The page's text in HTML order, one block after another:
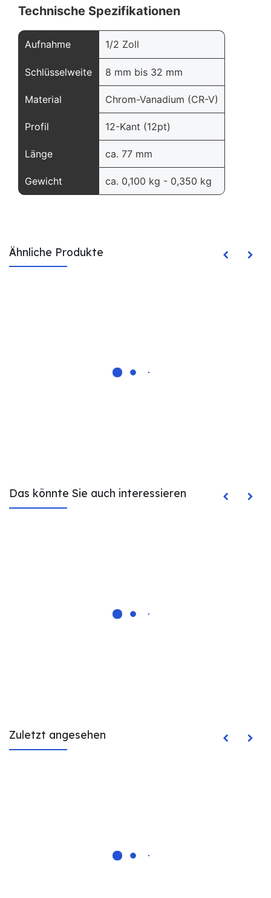
Technische Spezifikationen
Aufnahme 1/2 Zoll
Schlüsselweite 8 mm bis 32 mm
Material Chrom-Vanadium (CR-V)
Profil 12-Kant (12pt)
Länge ca. 77 mm
Gewicht ca. 0,100 kg - 0,350 kg
Ähnliche Produkte
Das könnte Sie auch interessieren
Zuletzt angesehen